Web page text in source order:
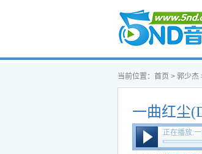
首页
当前位置： 首页 > 郭少杰
一曲红尘
正在播放: